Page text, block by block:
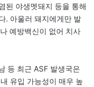
된 야생멧돼지 등을 통해
. 아울러 돼지에게만 발
예방백신이 없어 치사
등 최근 ASF 발생국은
유입 가능성이 매우 높